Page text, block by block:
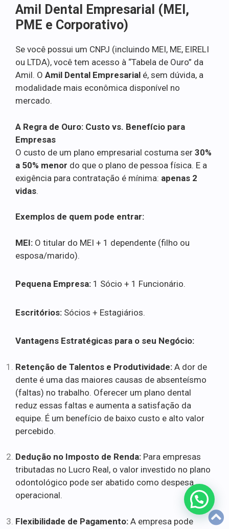
Amil Dental Empresarial (MEI,
PME e Corporativo)
Se você possui um CNPJ (incluindo MEI, ME, EIRELI
ou LTDA), você tem acesso à “Tabela de Ouro” da
Amil. O Amil Dental Empresarial é, sem dúvida, a
modalidade mais econômica disponível no
mercado.
A Regra de Ouro: Custo vs. Benefício para
Empresas
O custo de um plano empresarial costuma ser 30%
a 50% menor do que o plano de pessoa física. E a
exigência para contratação é mínima: apenas 2
vidas.
Exemplos de quem pode entrar:
MEI: O titular do MEI + 1 dependente (filho ou
esposa/marido).
Pequena Empresa: 1 Sócio + 1 Funcionário.
Escritórios: Sócios + Estagiários.
Vantagens Estratégicas para o seu Negócio:
Retenção de Talentos e Produtividade: A dor de
dente é uma das maiores causas de absenteísmo
(faltas) no trabalho. Oferecer um plano dental
reduz essas faltas e aumenta a satisfação da
equipe. É um benefício de baixo custo e alto valor
percebido.
Dedução no Imposto de Renda: Para empresas
tributadas no Lucro Real, o valor investido no plano
odontológico pode ser abatido como despesa
operacional.
Flexibilidade de Pagamento: A empresa pode